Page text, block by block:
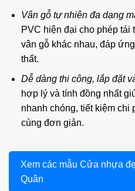
Vân gỗ tự nhiên đa dạng
PVC hiện đại cho phép tái
vân gỗ khác nhau, đáp
thất.
Dễ dàng thi công, lắp đặt
hợp lý và tính đồng nhất
nhanh chóng, tiết kiệm
cùng đơn giản.
Xem các mẫu Cửa nhựa
Quân